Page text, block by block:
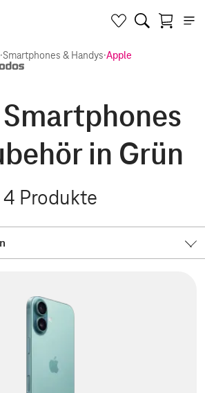
·Smartphones & Handys·Apple
in Grün
4 Produkte